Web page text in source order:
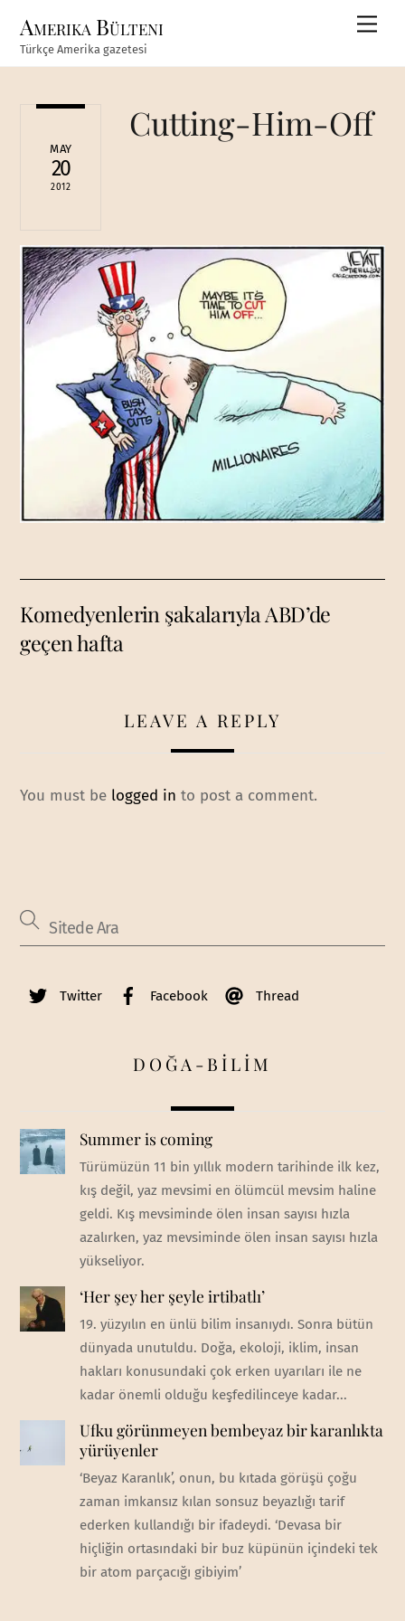
content
Amerika Bülteni
Türkçe Amerika gazetesi
MAY
20
2012
Cutting-Him-Off
Komedyenlerin şakalarıyla ABD’de
geçen hafta
LEAVE A REPLY
You must be logged in to post a comment.
Twitter Facebook Thread
DOĞA-BİLİM
Summer is coming
Türümüzün 11 bin yıllık modern tarihinde ilk kez,
kış değil, yaz mevsimi en ölümcül mevsim haline
geldi. Kış mevsiminde ölen insan sayısı hızla
azalırken, yaz mevsiminde ölen insan sayısı hızla
yükseliyor.
‘Her şey her şeyle irtibatlı’
19. yüzyılın en ünlü bilim insanıydı. Sonra bütün
dünyada unutuldu. Doğa, ekoloji, iklim, insan
hakları konusundaki çok erken uyarıları ile ne
kadar önemli olduğu keşfedilinceye kadar...
Ufku görünmeyen bembeyaz bir karanlıkta
yürüyenler
‘Beyaz Karanlık’, onun, bu kıtada görüşü çoğu
zaman imkansız kılan sonsuz beyazlığı tarif
ederken kullandığı bir ifadeydi. ‘Devasa bir
hiçliğin ortasındaki bir buz küpünün içindeki tek
bir atom parçacığı gibiyim’